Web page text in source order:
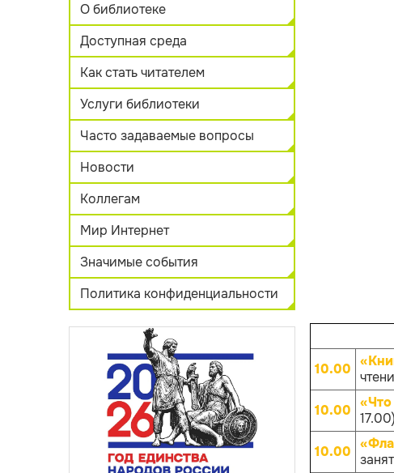
О библиотеке
Доступная среда
Как стать читателем
Услуги библиотеки
Часто задаваемые вопросы
Новости
Коллегам
Мир Интернет
Значимые события
Политика конфиденциальности
10.00
10.00 17.00)
10.00